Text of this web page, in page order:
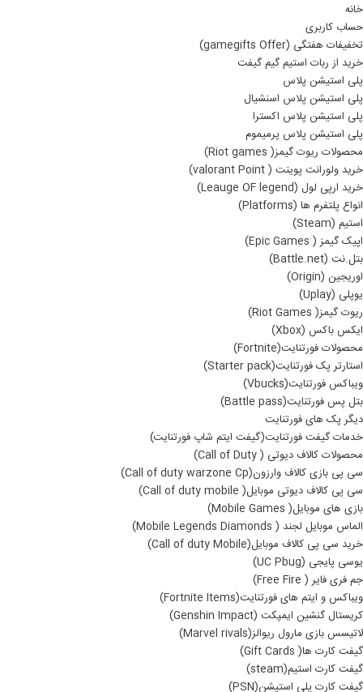
خانه
حساب کاربری
تخفیفات هفتگی (gamegifts Offer)
خرید از ربات استیم گیم گیفت
پلی استیشن پلاس
پلی استیشن پلاس اسنشیال
پلی استیشن پلاس اکسترا
پلی استیشن پلاس پرمیموم
محصولات ریوت گیمز( Riot games)
خرید ولورانت پوینت ( valorant Point)
خرید ارپی لول (Leauge OF legend)
انواع پلتفرم ها (Platforms)
استیم (Steam)
اپیک گیمز ( Epic Games)
بتل.نت (Battle.net)
اوریجین (Origin)
یوپلی (Uplay)
ریوت گیمز( Riot Games)
ایکس باکس (Xbox)
محصولات فورتنایت(Fortnite)
استارتر پک فورتنایت(Starter pack)
ویباکس فورتنایت(Vbucks)
بتل پس فورتنایت(Battle pass)
دیگر پک های فورتنایت
خدمات گیفت فورتنایت(گیفت ایتم شاپ فورتنایت)
محصولات کالاف دیوتی ( Call of Duty)
سی پی بازی کالاف وارزون(Call of duty warzone Cp)
سی پی کالاف دیوتی موبایل( Call of duty mobile)
بازی های موبایل( Mobile Games)
الماس موبایل لجند ( Mobile Legends Diamonds)
خرید سی پی کالاف موبایل(Call of duty Mobile)
یوسی پایجی (UC Pbug)
جم فری فایر ( Free Fire)
ویباکس و ایتم های فورتنایت(Fortnite Items)
کریستال گنشین ایمپکت (Genshin Impact)
لاتیسس بازی مارول ریوالز(Marvel rivals)
گیفت کارت ها( Gift Cards)
گیفت کارت استیم(steam)
گیفت کارت پلی استیشن(PSN)